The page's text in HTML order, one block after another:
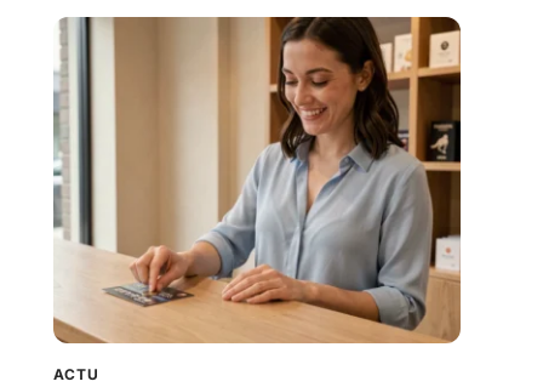
ACTU